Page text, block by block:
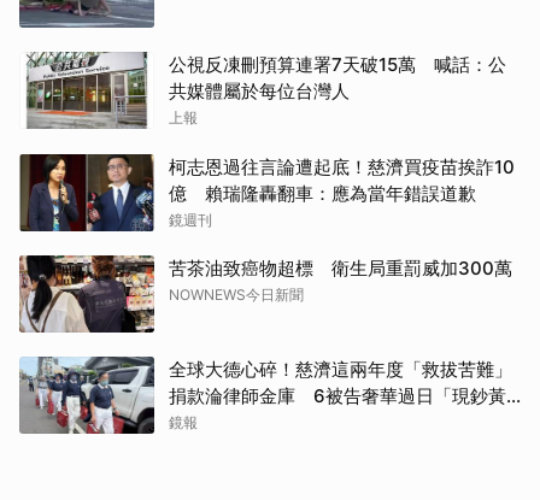
公視反凍刪預算連署7天破15萬 喊話：公
共媒體屬於每位台灣人
上報
柯志恩過往言論遭起底！慈濟買疫苗挨詐10
億 賴瑞隆轟翻車：應為當年錯誤道歉
鏡週刊
苦茶油致癌物超標 衛生局重罰威加300萬
NOWNEWS今日新聞
全球大德心碎！慈濟這兩年度「救拔苦難」
捐款淪律師金庫 6被告奢華過日「現鈔黃
金淹腳目」
鏡報